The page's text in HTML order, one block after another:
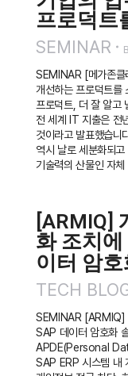
프로덕트
SEMINAR
SEMINAR [메가존
개선하는 프로덕트
프로덕트, 더 잘 알고
전 세계 IT 지출은 전
것이라고 발표했습니
역시 날로 세분화되
기술력의 산물인 자
[ARMIQ]
화 조치에
이터 암
TECH
SEMINAR [ARMIQ]
SAP 데이터 암호화
APDE(Personal
SAP ERP 시스템 내